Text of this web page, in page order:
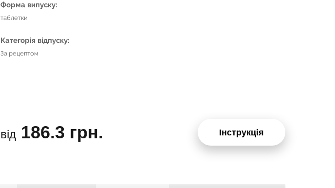
Форма випуску:
таблетки
Категорія відпуску:
За рецептом
від 186.3 грн. Інструкція